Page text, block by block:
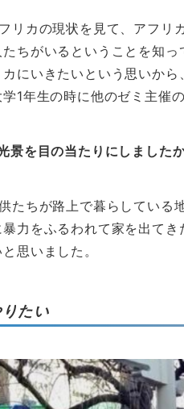
リカの現状を見て、アフリ
ちがいるということを知
にいきたいという思いか
1年生の時に他のゼミ主催
を目の当たりにしましたか
たちが路上で暮らしてい
力をふるわれて家を出て
思いました。
たい